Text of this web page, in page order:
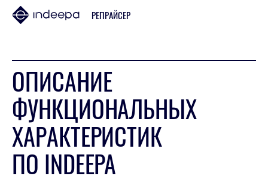
РЕПРАЙСЕР
ОПИСАНИЕ
ФУНКЦИОНАЛЬНЫХ
ХАРАКТЕРИСТИК
ПО INDEEPA